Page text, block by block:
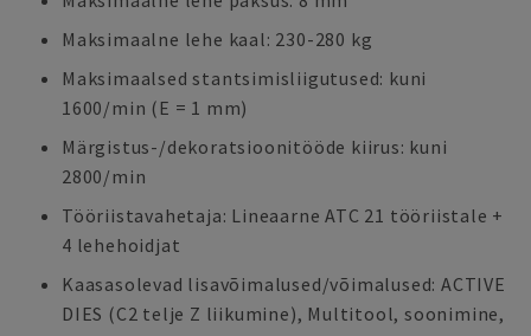
Maksimaalne lehe kaal: 230-280 kg
Maksimaalsed stantsimisliigutused: kuni
1600/min (E = 1 mm)
Märgistus-/dekoratsioonitööde kiirus: kuni
2800/min
Tööriistavahetaja: Lineaarne ATC 21 tööriistale +
4 lehehoidjat
Kaasasolevad lisavõimalused/võimalused: ACTIVE
DIES (C2 telje Z liikumine), Multitool, soonimine,